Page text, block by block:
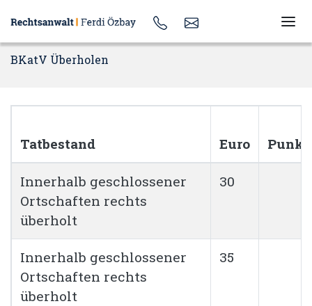
BKatV Überholen
Tatbestand Euro
Innerhalb geschlossener
Ortschaften rechts
überholt
30
Innerhalb geschlossener
Ortschaften rechts
überholt
35